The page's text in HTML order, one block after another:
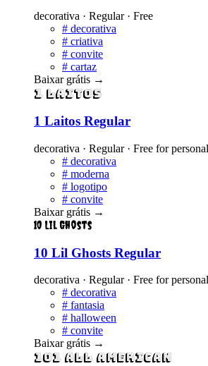
decorativa · Regular · Free
# decorativa
# criativa
# convite
# cartaz
Baixar grátis →
1 Laitos
1 Laitos Regular
decorativa · Regular · Free for
# decorativa
# moderna
# logotipo
# convite
Baixar grátis →
10 Lil Ghosts
10 Lil Ghosts Regular
decorativa · Regular · Free for
# decorativa
# fantasia
# halloween
# convite
Baixar grátis →
101 All American